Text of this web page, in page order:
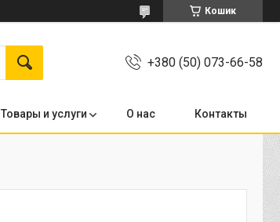
Кошик
+380 (50) 073-66-58
Товары и услуги О нас Контакты